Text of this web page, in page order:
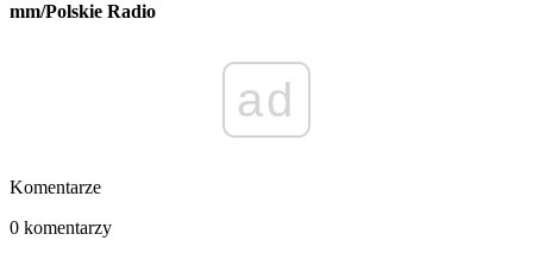
mm/Polskie Radio
ad
Komentarze
0 komentarzy